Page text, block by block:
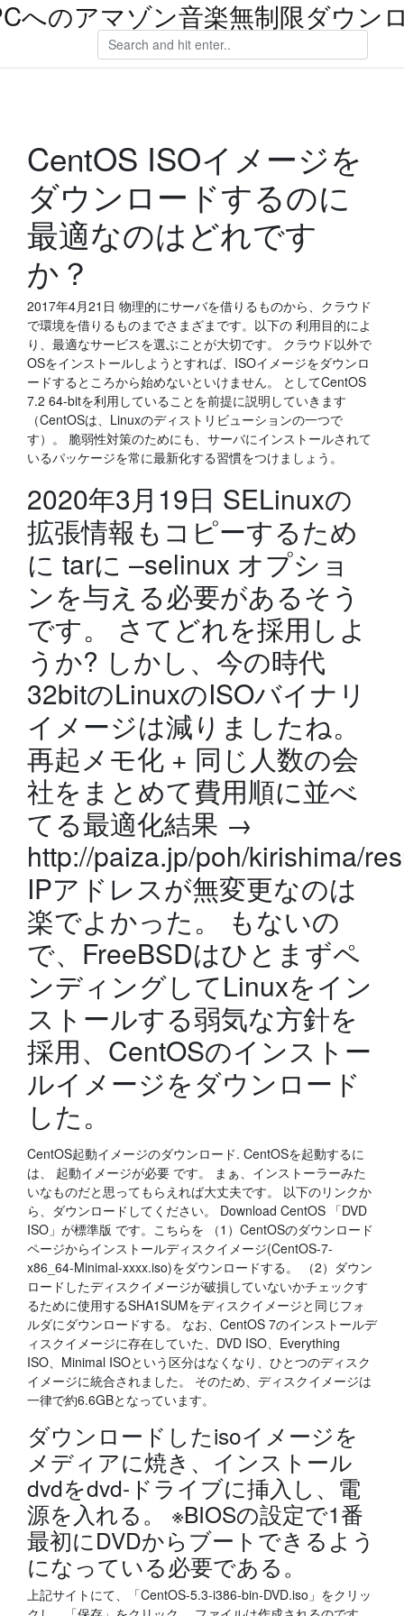
へのアマゾン音楽無制限ダウン
CentOS ISOイメージを
ダウンロードするのに
最適なのはどれです
か？
2017年4月21日 物理的にサーバを借りるものから、クラウド
で環境を借りるものまでさまざまです。以下の 利用目的によ
り、最適なサービスを選ぶことが大切です。 クラウド以外で
OSをインストールしようとすれば、ISOイメージをダウンロ
ードするところから始めないといけません。 としてCentOS
7.2 64-bitを利用していることを前提に説明していきます
（CentOSは、Linuxのディストリビューションの一つで
す）。 脆弱性対策のためにも、サーバにインストールされて
いるパッケージを常に最新化する習慣をつけましょう。
2020年3月19日 SELinuxの
拡張情報もコピーするため
に tarに –selinux オプショ
ンを与える必要があるそう
です。 さてどれを採用しよ
うか? しかし、今の時代
32bitのLinuxのISOバイナリ
イメージは減りましたね。
再起メモ化 + 同じ人数の会
社をまとめて費用順に並べ
てる最適化結果 →
http://paiza.jp/poh/kirishima/
IPアドレスが無変更なのは
楽でよかった。 もないの
で、FreeBSDはひとまずペ
ンディングしてLinuxをイン
ストールする弱気な方針を
採用、CentOSのインストー
ルイメージをダウンロード
した。
CentOS起動イメージのダウンロード. CentOSを起動するに
は、 起動イメージが必要 です。 まぁ、インストーラーみた
いなものだと思ってもらえれば大丈夫です。 以下のリンクか
ら、ダウンロードしてください。 Download CentOS 「DVD
ISO」が標準版 です。こちらを （1）CentOSのダウンロード
ページからインストールディスクイメージ(CentOS-7-
x86_64-Minimal-xxxx.iso)をダウンロードする。 （2）ダウン
ロードしたディスクイメージが破損していないかチェックす
るために使用するSHA1SUMをディスクイメージと同じフォ
ルダにダウンロードする。 なお、CentOS 7のインストールデ
ィスクイメージに存在していた、DVD ISO、Everything
ISO、Minimal ISOという区分はなくなり、ひとつのディスク
イメージに統合されました。 そのため、ディスクイメージは
一律で約6.6GBとなっています。
ダウンロードしたisoイメージを
メディアに焼き、インストール
dvdをdvd-ドライブに挿入し、電
源を入れる。 ※BIOSの設定で1番
最初にDVDからブートできるよう
になっている必要である。
上記サイトにて、「CentOS-5.3-i386-bin-DVD.iso」をクリッ